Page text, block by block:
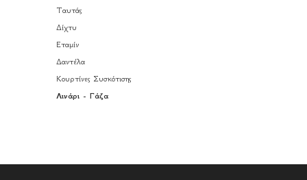
Ταυτάς
Δίχτυ
Εταμίν
Δαντέλα
Κουρτίνες Συσκότισης
Λινάρι - Γάζα